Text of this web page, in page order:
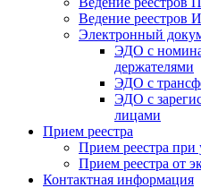
Ведение реестров
Электронный
ЭДО с
держателями
ЭДО с
ЭДО с
лицами
Прием реестра
Прием реестра при
Прием реестра от
Контактная информация